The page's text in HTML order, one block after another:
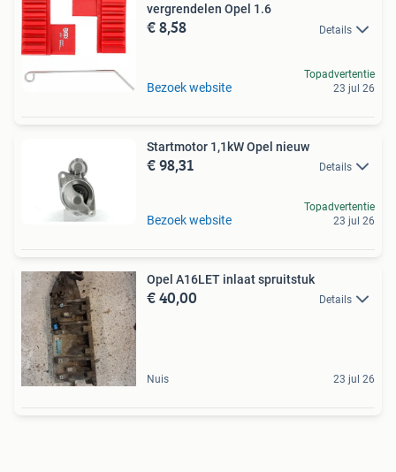
vergrendelen Opel 1.6
€ 8,58 Details
Bezoek website
Topadvertentie
23 jul 26
Startmotor 1,1kW Opel nieuw
€ 98,31 Details
Bezoek website
Topadvertentie
23 jul 26
Opel A16LET inlaat spruitstuk
€ 40,00 Details
Nuis 23 jul 26